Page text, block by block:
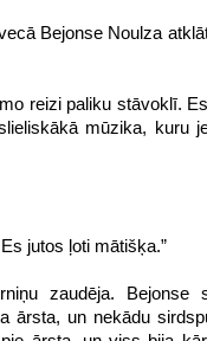
Bejonse Noulza
reizi paliku stāvoklī.
mūzika, kuru
jutos ļoti mātišķa.”
zaudēja. Bejonse
ārsta, un nekādu